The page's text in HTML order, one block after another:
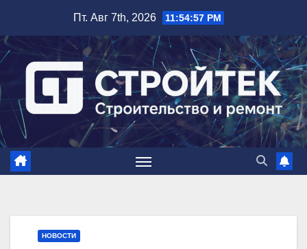
содержимому
Пт. Авг 7th, 2026 11:54:58 PM
НОВОСТИ